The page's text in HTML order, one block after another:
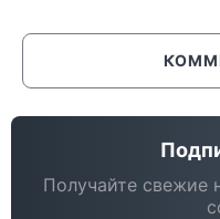
Получайте свежие